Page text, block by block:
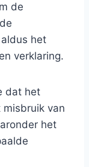
de
het
verklaring.
dat het
van
het